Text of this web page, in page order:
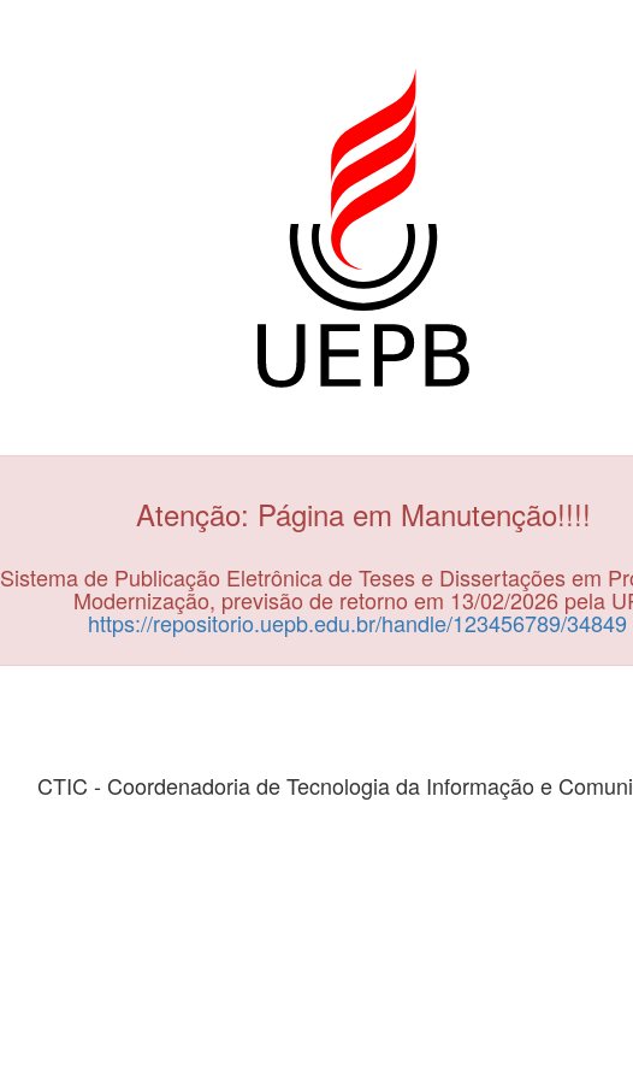
Atenção: Página em Manutenção!!!!
Sistema de Publicação Eletrônica de Teses e Dissertações em
Modernização, previsão de retorno em 13/02/2026 pela
https://repositorio.uepb.edu.br/handle/123456789/34849
CTIC - Coordenadoria de Tecnologia da Informação e